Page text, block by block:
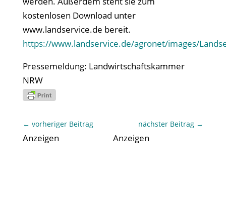
kostenlosen Download unter
www.landservice.de bereit.
https://www.landservice.de/agronet/images/
Pressemeldung: Landwirtschaftskammer
NRW
← vorheriger Beitrag nächster Beitrag →
Anzeigen Anzeigen